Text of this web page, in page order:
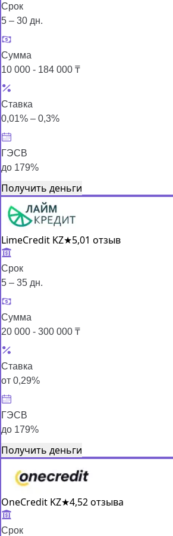
Срок
5 – 30 дн.
Сумма
10 000 - 184 000 ₸
Ставка
0,01% – 0,3%
ГЭСВ
до 179%
Получить деньги
LimeCredit KZ★5,01 отзыв
Срок
5 – 35 дн.
Сумма
20 000 - 300 000 ₸
Ставка
от 0,29%
ГЭСВ
до 179%
Получить деньги
OneCredit KZ★4,52 отзыва
Срок